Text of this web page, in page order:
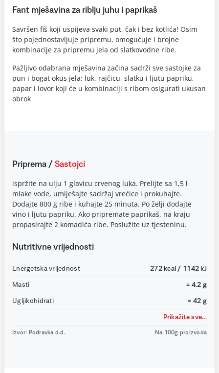
Fant mješavina za riblju juhu i paprikaš
Savršen fiš koji uspijeva svaki put, čak i bez kotlića! Osim
što pojednostavljuje pripremu, omogućuje i brojne
kombinacije za pripremu jela od slatkovodne ribe.
Pažljivo odabrana mješavina začina sadrži sve sastojke za
pun i bogat okus jela: luk, rajčicu, slatku i ljutu papriku,
papar i lovor koji će u kombinaciji s ribom osigurati ukusan
obrok
Priprema / Sastojci
ispržite na ulju 1 glavicu crvenog luka. Prelijte sa 1,5 l
mlake vode, umiješajte sadržaj vrećice i prokuhajte.
Dodajte 800 g ribe i kuhajte 25 minuta. Po želji dodajte
vino i ljutu papriku. Ako pripremate paprikaš, na kraju
propasirajte 2 komadića ribe. Poslužite uz tjesteninu.
Nutritivne vrijednosti
Energetska vrijednost 272 kcal / 1142 kJ
Masti = 4.2 g
Ugljikohidrati = 42 g
Prikažite sve...
Izvor: Podravka d.d. Na 100g proizvoda